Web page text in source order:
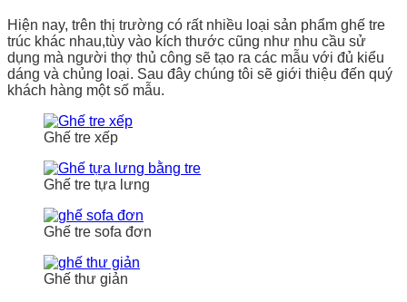
Hiện nay, trên thị trường có rất nhiều loại sản phẩm ghế tre
trúc khác nhau,tùy vào kích thước cũng như nhu cầu sử
dụng mà người thợ thủ công sẽ tạo ra các mẫu với đủ kiểu
dáng và chủng loại. Sau đây chúng tôi sẽ giới thiệu đến quý
khách hàng một số mẫu.
Ghế tre xếp
Ghế tre tựa lưng
Ghế tre sofa đơn
Ghế thư giản